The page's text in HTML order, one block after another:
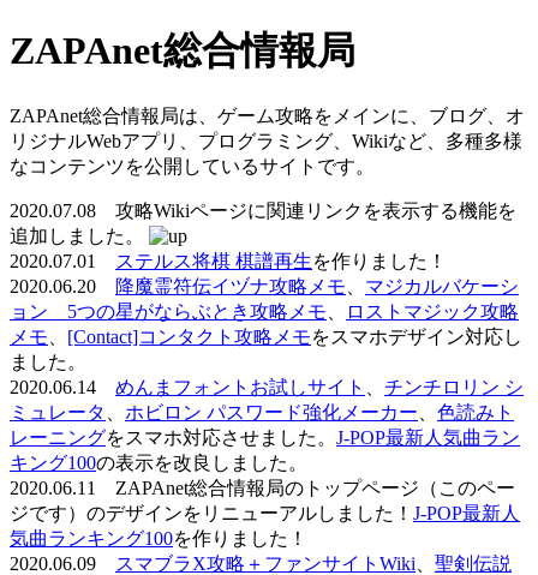
ZAPAnet総合情報局
ZAPAnet総合情報局は、ゲーム攻略をメインに、ブログ、オ
リジナルWebアプリ、プログラミング、Wikiなど、多種多様
なコンテンツを公開しているサイトです。
2020.07.08 攻略Wikiページに関連リンクを表示する機能を
追加しました。
2020.07.01
ステルス将棋 棋譜再生を作りました！
2020.06.20
降魔霊符伝イヅナ攻略メモ
マジカルバケーシ
ョン 5つの星がならぶとき攻略メモ
ロストマジック攻略
メモ
[Contact]コンタクト攻略メモをスマホデザイン対応し
ました。
2020.06.14 めんまフォントお試しサイト
チンチロリン シ
ミュレータ
ホビロン パスワード強化メーカー
色読みト
レーニングをスマホ対応させました。 J-POP最新人気曲ラン
キング100の表示を改良しました。
2020.06.11 ZAPAnet総合情報局のトップページ（このペー
ジです）のデザインをリニューアルしました！ J-POP最新人
気曲ランキング100を作りました！
2020.06.09
スマブラX攻略＋ファンサイトWiki
聖剣伝説